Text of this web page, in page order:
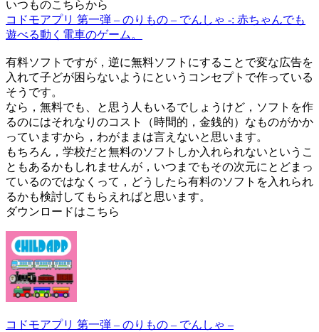
いつものこちらから
コドモアプリ 第一弾 – のりもの – でんしゃ -: 赤ちゃんでも
遊べる動く電車のゲーム。
有料ソフトですが，逆に無料ソフトにすることで変な広告を
入れて子どが困らないようにというコンセプトで作っている
そうです。
なら，無料でも、と思う人もいるでしょうけど，ソフトを作
るのにはそれなりのコスト（時間的，金銭的）なものがかか
っていますから，わがままは言えないと思います。
もちろん，学校だと無料のソフトしか入れられないというこ
ともあるかもしれませんが，いつまでもその次元にとどまっ
ているのではなくって，どうしたら有料のソフトを入れられ
るかも検討してもらえればと思います。
ダウンロードはこちら
コドモアプリ 第一弾 – のりもの – でんしゃ –